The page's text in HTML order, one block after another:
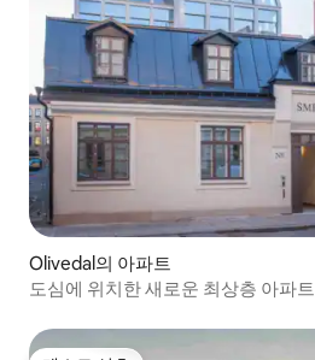
Olivedal의 아파트
도심에 위치한 새로운 최상층 아파트